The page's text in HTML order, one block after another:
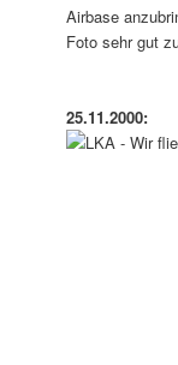
Airbase
Foto sehr gut
25.11.2000: